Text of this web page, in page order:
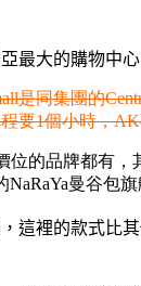
最大的購物中心
是同集團的
要1個小時，
位的品牌都有
曼谷包旗
這裡的款式比